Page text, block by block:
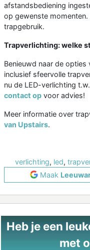
afstandsbediening
op gewenste
trapgebruik.
Trapverlichting: welke
Benieuwd naar de
inclusief sfeervolle
nu de LED-verlichting
contact op voor advies!
Meer informatie over
van Upstairs.
verlichting, led,
Maak
Heb je een
met